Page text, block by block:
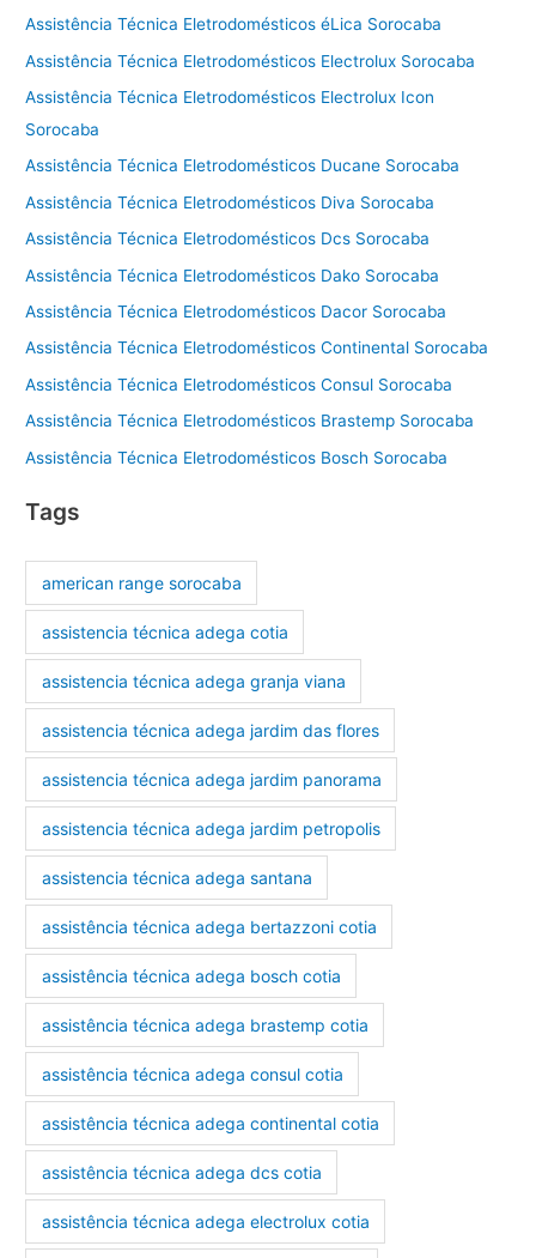
Assistência Técnica Eletrodomésticos éLica Sorocaba
Assistência Técnica Eletrodomésticos Electrolux Sorocaba
Assistência Técnica Eletrodomésticos Electrolux Icon
Sorocaba
Assistência Técnica Eletrodomésticos Ducane Sorocaba
Assistência Técnica Eletrodomésticos Diva Sorocaba
Assistência Técnica Eletrodomésticos Dcs Sorocaba
Assistência Técnica Eletrodomésticos Dako Sorocaba
Assistência Técnica Eletrodomésticos Dacor Sorocaba
Assistência Técnica Eletrodomésticos Continental Sorocaba
Assistência Técnica Eletrodomésticos Consul Sorocaba
Assistência Técnica Eletrodomésticos Brastemp Sorocaba
Assistência Técnica Eletrodomésticos Bosch Sorocaba
Tags
american range sorocaba
assistencia técnica adega cotia
assistencia técnica adega granja viana
assistencia técnica adega jardim das flores
assistencia técnica adega jardim panorama
assistencia técnica adega jardim petropolis
assistencia técnica adega santana
assistência técnica adega bertazzoni cotia
assistência técnica adega bosch cotia
assistência técnica adega brastemp cotia
assistência técnica adega consul cotia
assistência técnica adega continental cotia
assistência técnica adega dcs cotia
assistência técnica adega electrolux cotia